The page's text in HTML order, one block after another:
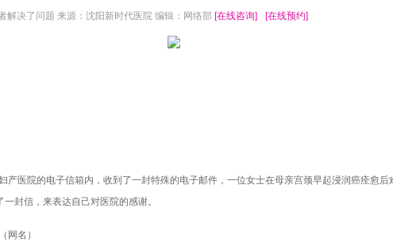
解决了问题 来源：沈阳新时代医院 编辑：网络部 [在线咨询] [在线预约]
产医院的电子信箱内，收到了一封特殊的电子邮件，一位女士在母亲宫颈早起浸润癌痊愈后
封信，来表达自己对医院的感谢。
网名）